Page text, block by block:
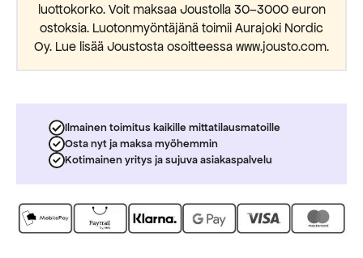
luottokorko. Voit maksaa Joustolla 30–3000 euron
ostoksia. Luotonmyöntäjänä toimii Aurajoki Nordic
Oy. Lue lisää Joustosta osoitteessa www.jousto.com.
Ilmainen toimitus kaikille mittatilausmatoille
Osta nyt ja maksa myöhemmin
Kotimainen yritys ja sujuva asiakaspalvelu